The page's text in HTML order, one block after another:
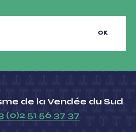
OK
de la Vendée du Sud
(0)2 51 56 37 37